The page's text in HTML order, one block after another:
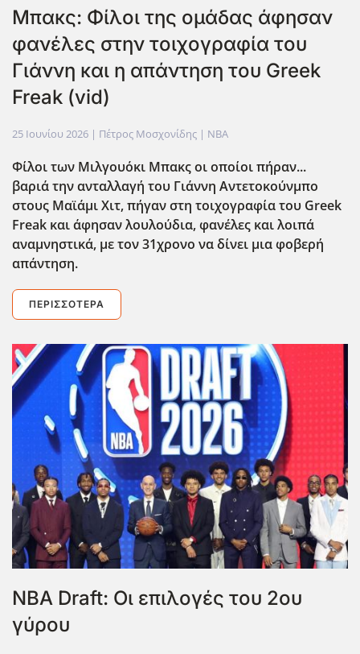
Μπακς: Φίλοι της ομάδας άφησαν
φανέλες στην τοιχογραφία του
Γιάννη και η απάντηση του Greek
Freak (vid)
25 Ιουνίου 2026 | Πέτρος Μοσχονίδης | NBA
Φίλοι των Μιλγουόκι Μπακς οι οποίοι πήραν...
βαριά την ανταλλαγή του Γιάννη Αντετοκούνμπο
στους Μαϊάμι Χιτ, πήγαν στη τοιχογραφία του Greek
Freak και άφησαν λουλούδια, φανέλες και λοιπά
αναμνηστικά, με τον 31χρονο να δίνει μια φοβερή
απάντηση.
ΠΕΡΙΣΣΌΤΕΡΑ
NBA Draft: Οι επιλογές του 2ου
γύρου